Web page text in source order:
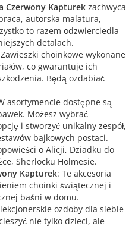
Czerwony Kapturek zachwyca
autorska malatura,
to razem odzwierciedla
detalach.
choinkowe wykonane
co gwarantuje ich
Będą ozdabiać
asortymencie dostępne są
Możesz wybrać
i stworzyć unikalny zespół,
bajkowych postaci.
o Alicji, Dziadku do
Sherlocku Holmesie.
Kapturek: Te akcesoria
choinki świątecznej i
baśni w domu.
ozdoby dla siebie
nie tylko dzieci, ale